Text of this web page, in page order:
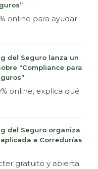
online para ayudar
del Seguro lanza un
“Compliance para
online, explica qué
del Seguro organiza
a Corredurías
gratuito y abierta